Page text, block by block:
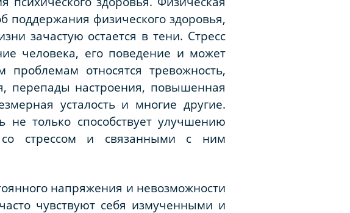
поддержания физического здоровья,
зачастую остается в тени. Стресс
человека, его поведение и может
проблемам относятся тревожность,
перепады настроения, повышенная
усталость и многие другие.
не только способствует улучшению
стрессом и связанными с ним
напряжения и невозможности
чувствуют себя измученными и